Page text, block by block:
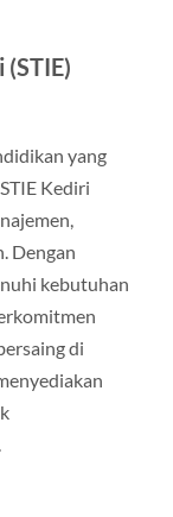
yang
Kediri
Dengan
kebutuhan
di